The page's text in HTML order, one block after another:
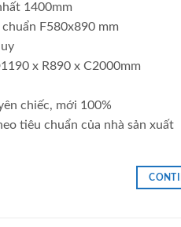
1400mm
F580x890 mm
x R890 x C2000mm
chiếc, mới 100%
tiêu chuẩn của nhà sản xuất